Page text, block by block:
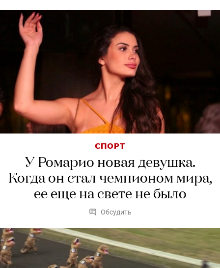
СПОРТ
У Ромарио новая девушка.
Когда он стал чемпионом мира,
ее еще на свете не было
Обсудить